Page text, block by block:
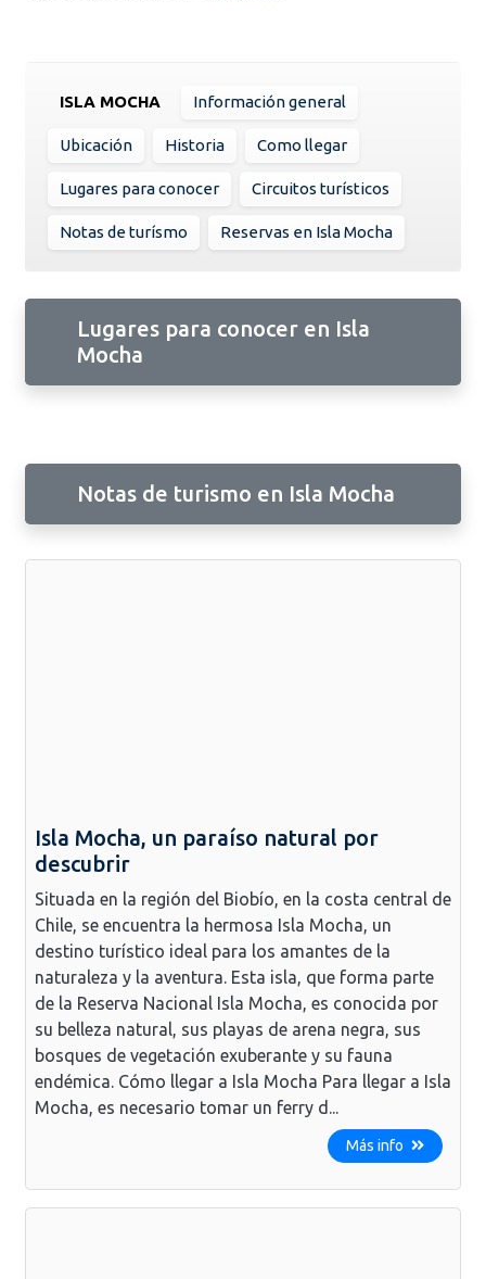
ISLA MOCHA Información general
Ubicación Historia Como llegar
Lugares para conocer Circuitos turísticos
Notas de turísmo Reservas en Isla Mocha
Lugares para conocer en Isla
Mocha
Notas de turismo en Isla Mocha
Isla Mocha, un paraíso natural por
descubrir
Situada en la región del Biobío, en la costa central de
Chile, se encuentra la hermosa Isla Mocha, un
destino turístico ideal para los amantes de la
naturaleza y la aventura. Esta isla, que forma parte
de la Reserva Nacional Isla Mocha, es conocida por
su belleza natural, sus playas de arena negra, sus
bosques de vegetación exuberante y su fauna
endémica. Cómo llegar a Isla Mocha Para llegar a Isla
Mocha, es necesario tomar un ferry d...
Más info